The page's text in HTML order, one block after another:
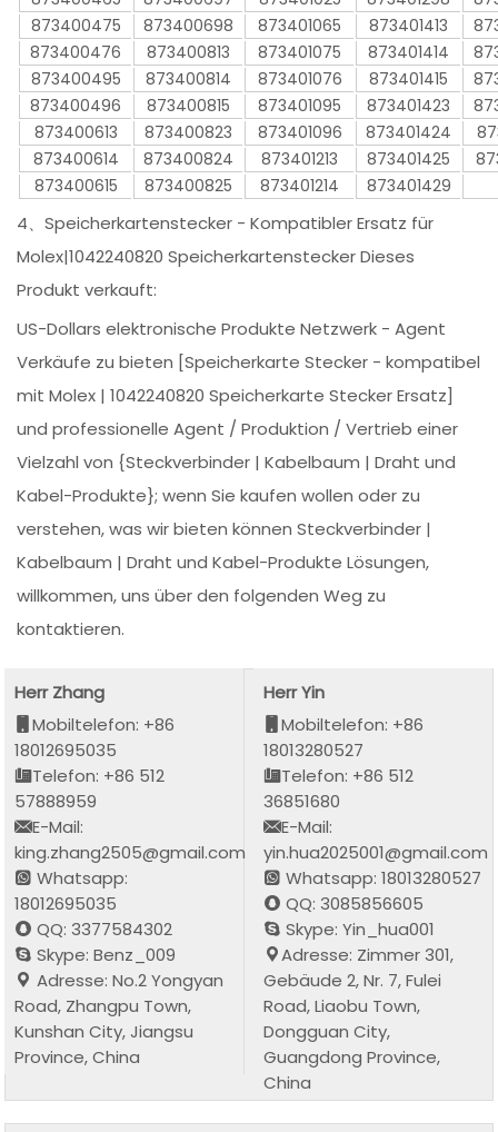
873400475
873400698 873401065 873401413
873400476
873400813 873401075 873401414
873400495
873400814 873401076 873401415
873400496
873400815 873401095 873401423
873400613
873400823 873401096 873401424
873400614
873400824 873401213 873401425
873400615
873400825 873401214 873401429
4、Speicherkartenstecker - Kompatibler Ersatz für
Molex|1042240820 Speicherkartenstecker Dieses
Produkt verkauft:
US-Dollars elektronische Produkte Netzwerk - Agent
Verkäufe zu bieten [Speicherkarte Stecker - kompatibel
mit Molex | 1042240820 Speicherkarte Stecker Ersatz]
und professionelle Agent / Produktion / Vertrieb einer
Vielzahl von {Steckverbinder | Kabelbaum | Draht und
Kabel-Produkte}; wenn Sie kaufen wollen oder zu
verstehen, was wir bieten können Steckverbinder |
Kabelbaum | Draht und Kabel-Produkte Lösungen,
willkommen, uns über den folgenden Weg zu
kontaktieren.
Herr Zhang
Mobiltelefon: +86
18012695035
Telefon: +86 512
57888959
E-Mail:
king.zhang2505@gmail.com
Whatsapp:
18012695035
QQ: 3377584302
Skype: Benz_009
Adresse: No.2 Yongyan
Road, Zhangpu Town,
Kunshan City, Jiangsu
Province, China
Herr Yin
Mobiltelefon: +86
18013280527
Telefon: +86 512
36851680
E-Mail:
yin.hua2025001@gmail.com
Whatsapp: 18013280527
QQ: 3085856605
Skype: Yin_hua001
Adresse: Zimmer 301,
Gebäude 2, Nr. 7, Fulei
Road, Liaobu Town,
Dongguan City,
Guangdong Province,
China